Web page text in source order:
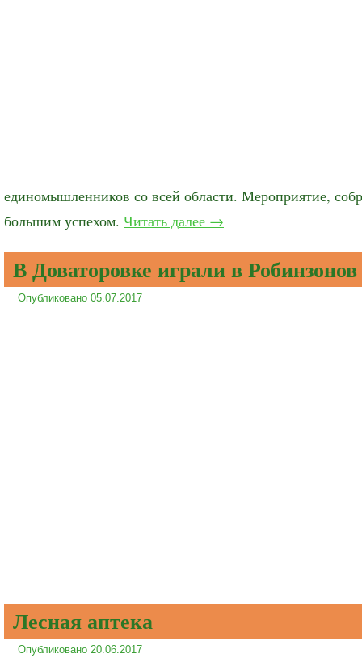
единомышленников со всей области. Мероприятие,
большим успехом. Читать далее →
В Доваторовке играли в Робинзонов
Опубликовано 05.07.2017
Лесная аптека
Опубликовано 20.06.2017